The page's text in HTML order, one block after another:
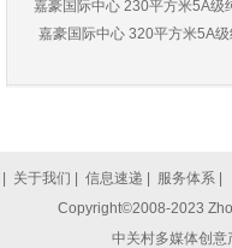
嘉豪国际中心 230平方米5A级
嘉豪国际中心 320平方米5A
关于我们 信息速递 服务体系
Copyright©2008-2023
中关村多媒体创